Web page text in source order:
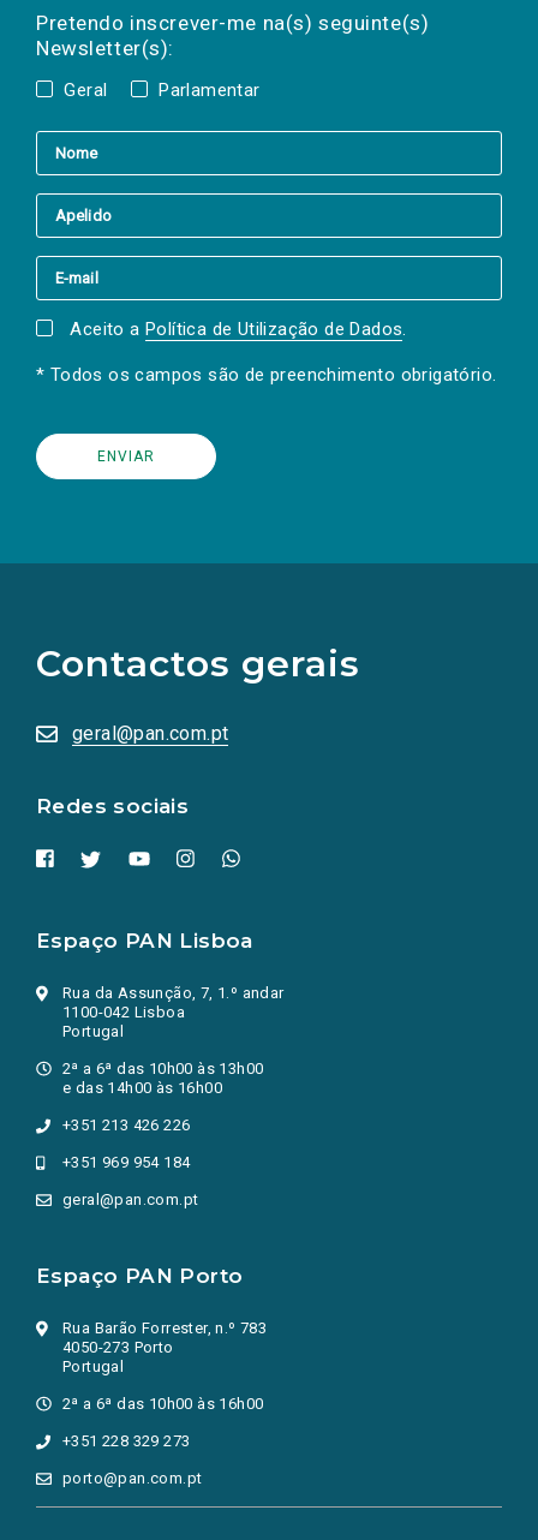
Pretendo inscrever-me na(s) seguinte(s)
Newsletter(s):
Geral Parlamentar
a(s) newsletter(s).
mail
Aceito a Política de Utilização de Dados.
* Todos os campos são de preenchimento obrigatório.
Contactos gerais
geral@pan.com.pt
Redes sociais
redes
sociais
numa
nova
Espaço PAN Lisboa
Rua da Assunção, 7, 1.º andar
1100-042 Lisboa
Portugal
2ª a 6ª das 10h00 às 13h00
e das 14h00 às 16h00
+351 213 426 226
+351 969 954 184
geral@pan.com.pt
Espaço PAN Porto
Rua Barão Forrester, n.º 783
4050-273 Porto
Portugal
2ª a 6ª das 10h00 às 16h00
+351 228 329 273
porto@pan.com.pt